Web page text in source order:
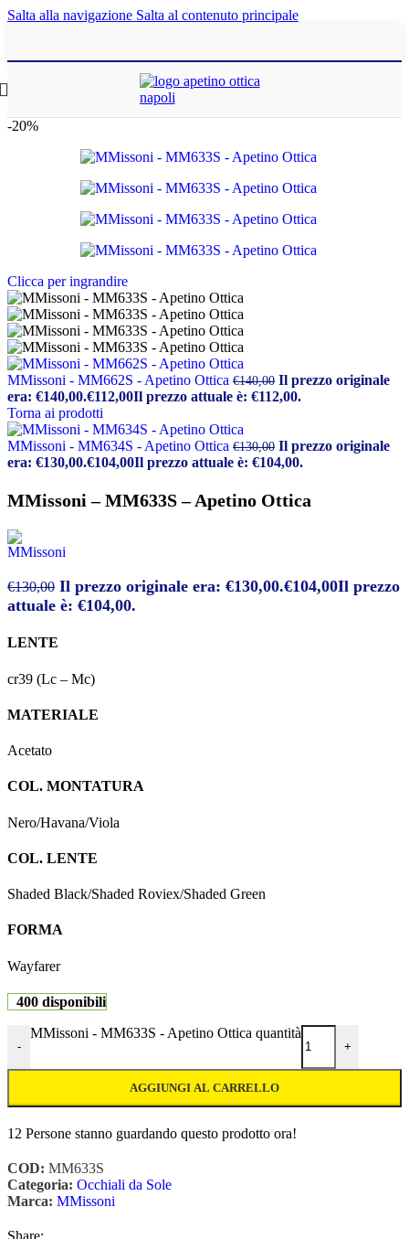
Salta alla navigazione Salta al contenuto principale
-20%
Clicca per ingrandire
MMissoni - MM662S - Apetino Ottica €140,00 Il prezzo originale
era: €140,00.€112,00Il prezzo attuale è: €112,00.
Torna ai prodotti
MMissoni - MM634S - Apetino Ottica €130,00 Il prezzo originale
era: €130,00.€104,00Il prezzo attuale è: €104,00.
MMissoni – MM633S – Apetino Ottica
€130,00 Il prezzo originale era: €130,00.€104,00Il prezzo
attuale è: €104,00.
LENTE
cr39 (Lc – Mc)
MATERIALE
Acetato
COL. MONTATURA
Nero/Havana/Viola
COL. LENTE
Shaded Black/Shaded Roviex/Shaded Green
FORMA
Wayfarer
400 disponibili
-
MMissoni - MM633S - Apetino Ottica quantità
+
AGGIUNGI AL CARRELLO
12 Persone stanno guardando questo prodotto ora!
COD: MM633S
Categoria: Occhiali da Sole
Marca: MMissoni
Share: